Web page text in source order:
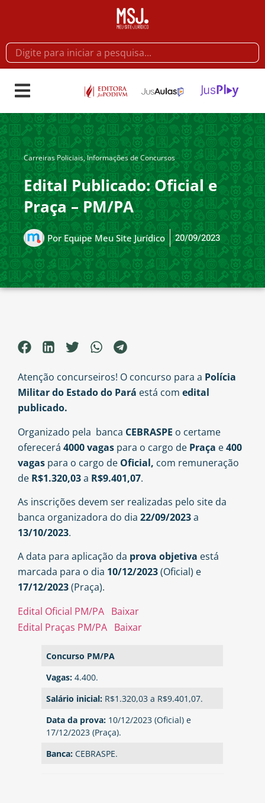
Carreiras Policiais,Informações de Concursos
Edital Publicado: Oficial e
Praça – PM/PA
PorEquipe Meu Site Jurídico 20/09/2023
Atenção concurseiros! O concurso para a Polícia
Militar do Estado do Pará está com edital
publicado.
Organizado pela banca CEBRASPE o certame
oferecerá 4000 vagas para o cargo de Praça e400
vagas para o cargo de Oficial, com remuneração
de R$1.320,03a R$9.401,07.
As inscrições devem ser realizadas pelo site da
banca organizadora do dia 22/09/2023a
13/10/2023.
A data para aplicação da prova objetiva está
marcada para o dia 10/12/2023(Oficial) e
17/12/2023(Praça).
Edital Oficial PM/PA Baixar
Edital Praças PM/PA Baixar
Concurso PM/PA
Vagas: 4.400.
Salário inicial: R$1.320,03 a R$9.401,07.
Data da prova: 10/12/2023 (Oficial) e
17/12/2023 (Praça).
Banca: CEBRASPE.